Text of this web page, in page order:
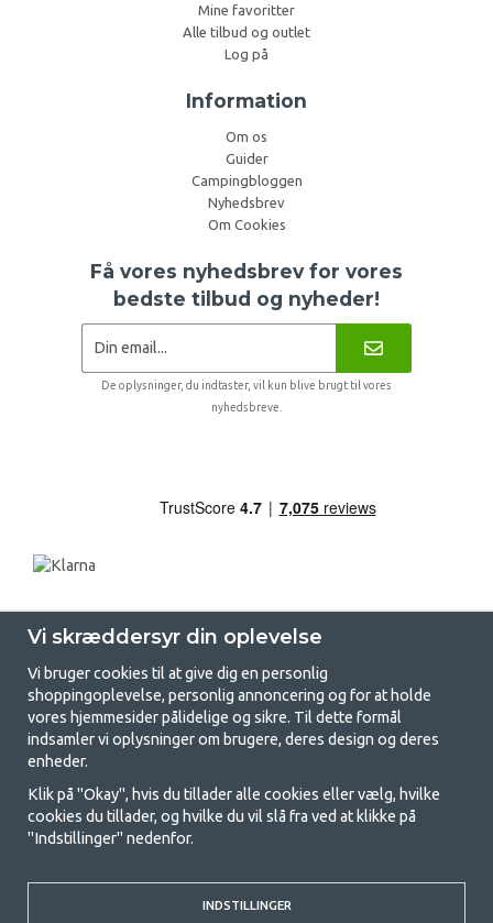
Mine favoritter
Alle tilbud og outlet
Log på
Information
Om os
Guider
Campingbloggen
Nyhedsbrev
Om Cookies
Få vores nyhedsbrev for vores
bedste tilbud og nyheder!
De oplysninger, du indtaster, vil kun blive brugt til vores
nyhedsbreve.
GetCamping.dk - Din butik for
camping og friluftsliv
Camping kan enten være en livsstil eller en måde at samle familien på til
et fælles eventyr. Uanset hvilken kategori du tilhører, finder du alt, du
til at campere, så vi tilbyder rigtig gode priser på familietelte,
campingvogns-telte og alt andet udstyr til camping og friluftsliv. Vores
Vi skræddersyr din oplevelse
Vi bruger cookies til at give dig en personlig
shoppingoplevelse, personlig annoncering og for at holde
vores hjemmesider pålidelige og sikre. Til dette formål
indsamler vi oplysninger om brugere, deres design og deres
enheder.
Klik på "Okay", hvis du tillader alle cookies eller vælg, hvilke
cookies du tillader, og hvilke du vil slå fra ved at klikke på
"Indstillinger" nedenfor.
INDSTILLINGER